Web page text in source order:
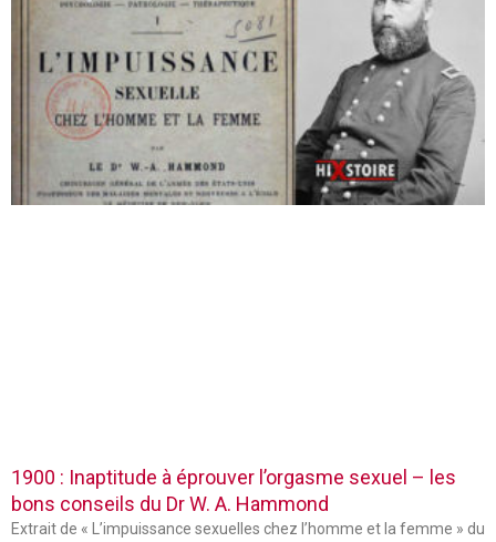
1900 : Inaptitude à éprouver l’orgasme sexuel – les
bons conseils du Dr W. A. Hammond
Extrait de « L’impuissance sexuelles chez l’homme et la femme » du